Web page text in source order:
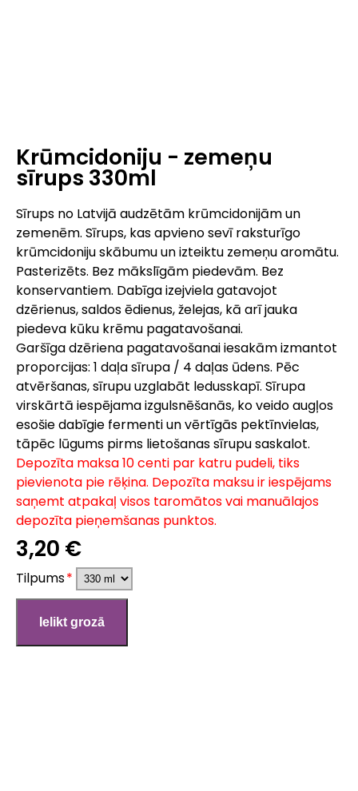
Krūmcidoniju - zemeņu
sīrups 330ml
Sīrups no Latvijā audzētām krūmcidonijām un
zemenēm. Sīrups, kas apvieno sevī raksturīgo
krūmcidoniju skābumu un izteiktu zemeņu aromātu.
Pasterizēts. Bez mākslīgām piedevām. Bez
konservantiem. Dabīga izejviela gatavojot
dzērienus, saldos ēdienus, želejas, kā arī jauka
piedeva kūku krēmu pagatavošanai.
Garšīga dzēriena pagatavošanai iesakām izmantot
proporcijas: 1 daļa sīrupa / 4 daļas ūdens. Pēc
atvēršanas, sīrupu uzglabāt ledusskapī. Sīrupa
virskārtā iespējama izgulsnēšanās, ko veido augļos
esošie dabīgie fermenti un vērtīgās pektīnvielas,
tāpēc lūgums pirms lietošanas sīrupu saskalot.
Depozīta maksa 10 centi par katru pudeli, tiks
pievienota pie rēķina. Depozīta maksu ir iespējams
saņemt atpakaļ visos taromātos vai manuālajos
depozīta pieņemšanas punktos.
3,20 €
Tilpums